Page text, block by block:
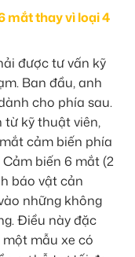
mắt thay vì loại 4
được tư vấn kỹ
Ban đầu, anh
cho phía sau.
từ kỹ thuật viên,
cảm biến phía
biến 6 mắt (2
báo vật cản
những không
Điều này đặc
mẫu xe có